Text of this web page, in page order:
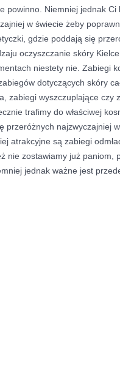
powinno. Niemniej jednak Ci
w świecie żeby
gdzie poddają się
oczyszczanie skóry
niestety nie. Zabiegi
dotyczących skóry
zabiegi wyszczuplające czy
trafimy do właściwej
przeróżnych najzwyczajniej
atrakcyjne są zabiegi
nie zostawiamy już paniom,
jednak ważne jest